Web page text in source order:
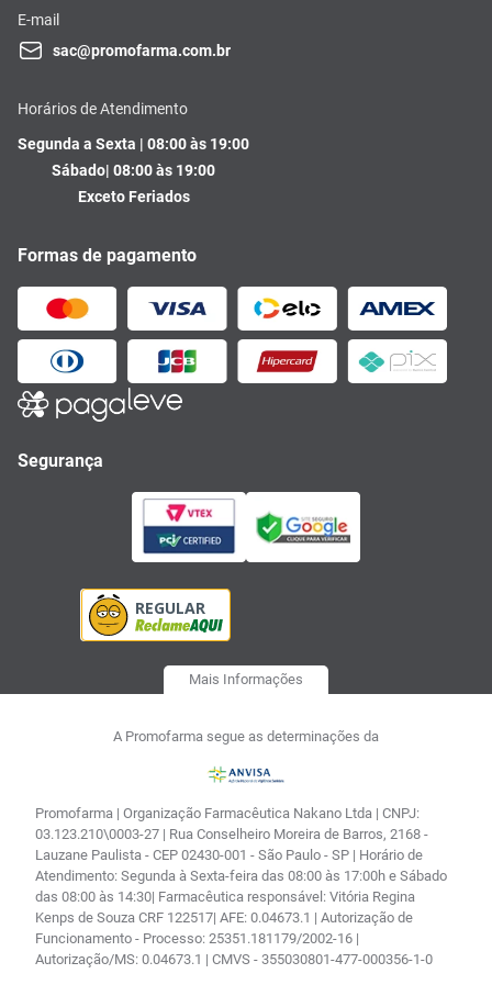
E-mail
sac@promofarma.com.br
Horários de Atendimento
Segunda a Sexta | 08:00 às 19:00
Sábado| 08:00 às 19:00
Exceto Feriados
Formas de pagamento
Segurança
Mais Informações
A Promofarma segue as determinações da
Promofarma | Organização Farmacêutica Nakano Ltda | CNPJ:
03.123.210\0003-27 | Rua Conselheiro Moreira de Barros, 2168 -
Lauzane Paulista - CEP 02430-001 - São Paulo - SP | Horário de
Atendimento: Segunda à Sexta-feira das 08:00 às 17:00h e Sábado
das 08:00 às 14:30| Farmacêutica responsável: Vitória Regina
Kenps de Souza CRF 122517| AFE: 0.04673.1 | Autorização de
Funcionamento - Processo: 25351.181179/2002-16 |
Autorização/MS: 0.04673.1 | CMVS - 355030801-477-000356-1-0